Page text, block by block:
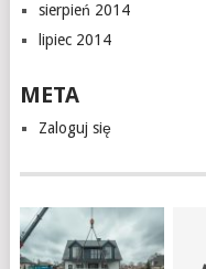
sierpień 2014
lipiec 2014
META
Zaloguj się